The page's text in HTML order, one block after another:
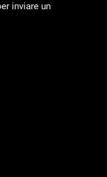
inviare un